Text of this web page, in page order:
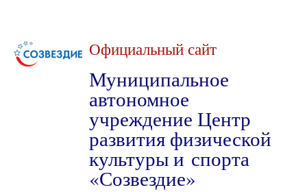
Официальный сайт
Муниципальное
автономное
учреждение Центр
развития физической
культуры и спорта
«Созвездие»